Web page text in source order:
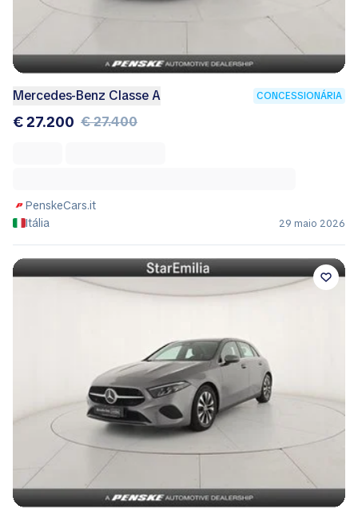
Mercedes-Benz Classe A CONCESSIONÁRIA
€ 27.200 € 27.400
PenskeCars.it
Itália
29 maio 2026